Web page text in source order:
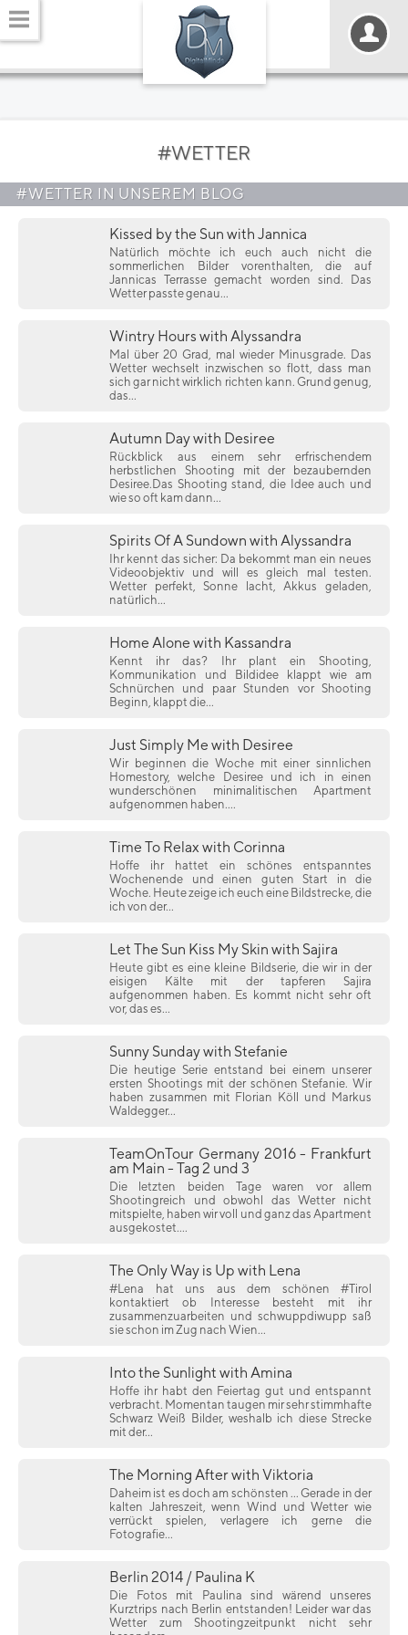
#WETTER
#WETTER IN UNSEREM BLOG
Kissed by the Sun with Jannica
Natürlich möchte ich euch auch nicht die
sommerlichen Bilder vorenthalten, die auf
Jannicas Terrasse gemacht worden sind. Das
Wetter passte genau...
Wintry Hours with Alyssandra
Mal über 20 Grad, mal wieder Minusgrade. Das
Wetter wechselt inzwischen so flott, dass man
sich gar nicht wirklich richten kann. Grund genug,
das...
Autumn Day with Desiree
Rückblick aus einem sehr erfrischendem
herbstlichen Shooting mit der bezaubernden
Desiree.Das Shooting stand, die Idee auch und
wie so oft kam dann...
Spirits Of A Sundown with Alyssandra
Ihr kennt das sicher: Da bekommt man ein neues
Videoobjektiv und will es gleich mal testen.
Wetter perfekt, Sonne lacht, Akkus geladen,
natürlich...
Home Alone with Kassandra
Kennt ihr das? Ihr plant ein Shooting,
Kommunikation und Bildidee klappt wie am
Schnürchen und paar Stunden vor Shooting
Beginn, klappt die...
Just Simply Me with Desiree
Wir beginnen die Woche mit einer sinnlichen
Homestory, welche Desiree und ich in einen
wunderschönen minimalitischen Apartment
aufgenommen haben....
Time To Relax with Corinna
Hoffe ihr hattet ein schönes entspanntes
Wochenende und einen guten Start in die
Woche. Heute zeige ich euch eine Bildstrecke, die
ich von der...
Let The Sun Kiss My Skin with Sajira
Heute gibt es eine kleine Bildserie, die wir in der
eisigen Kälte mit der tapferen Sajira
aufgenommen haben. Es kommt nicht sehr oft
vor, das es...
Sunny Sunday with Stefanie
Die heutige Serie entstand bei einem unserer
ersten Shootings mit der schönen Stefanie. Wir
haben zusammen mit Florian Köll und Markus
Waldegger...
TeamOnTour Germany 2016 - Frankfurt
am Main - Tag 2 und 3
Die letzten beiden Tage waren vor allem
Shootingreich und obwohl das Wetter nicht
mitspielte, haben wir voll und ganz das Apartment
ausgekostet....
The Only Way is Up with Lena
#Lena hat uns aus dem schönen #Tirol
kontaktiert ob Interesse besteht mit ihr
zusammenzuarbeiten und schwuppdiwupp saß
sie schon im Zug nach Wien...
Into the Sunlight with Amina
Hoffe ihr habt den Feiertag gut und entspannt
verbracht. Momentan taugen mir sehr stimmhafte
Schwarz Weiß Bilder, weshalb ich diese Strecke
mit der...
The Morning After with Viktoria
Daheim ist es doch am schönsten ... Gerade in der
kalten Jahreszeit, wenn Wind und Wetter wie
verrückt spielen, verlagere ich gerne die
Fotografie...
Berlin 2014 / Paulina K
Die Fotos mit Paulina sind wärend unseres
Kurztrips nach Berlin entstanden! Leider war das
Wetter zum Shootingzeitpunkt nicht sehr